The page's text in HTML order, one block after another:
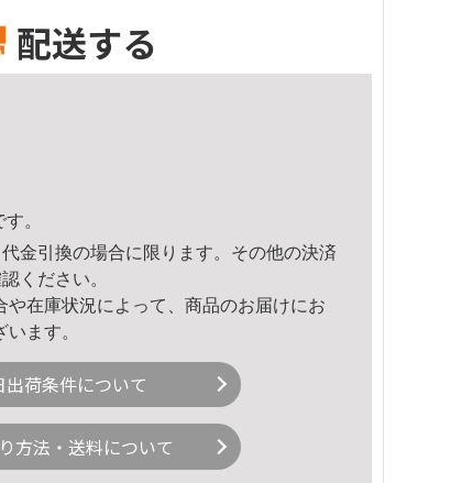
配送する
。
金引換の場合に限ります。その他の決済
ください。
在庫状況によって、商品のお届けにお
ます。
出荷条件について
方法・送料について